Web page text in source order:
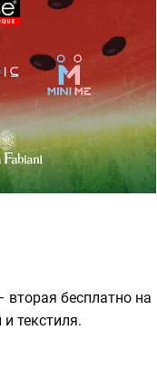
вторая бесплатно на
текстиля.